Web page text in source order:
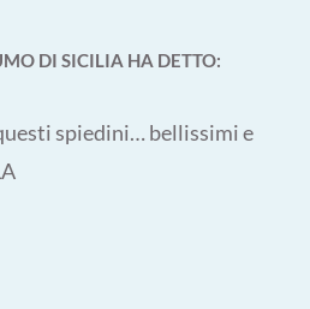
DI SICILIA HA DETTO:
spiedini… bellissimi e